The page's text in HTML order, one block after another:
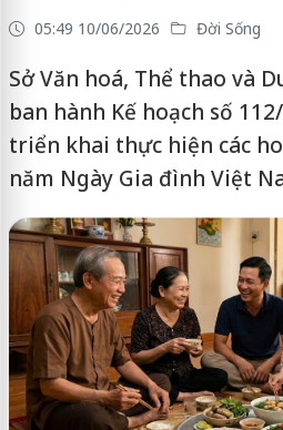
05:49 10/06/2026 Đời Sống
Sở Văn hoá, Thể thao và
ban hành Kế hoạch số
triển khai thực hiện các
năm Ngày Gia đình Việt